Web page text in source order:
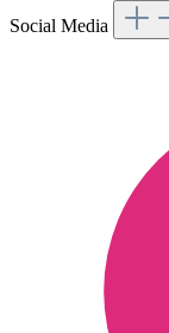
Social Media